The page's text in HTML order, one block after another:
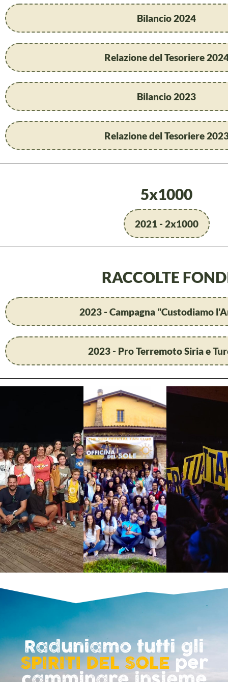
Bilancio 2024
Relazione del Tesoriere
Bilancio 2023
Relazione del Tesoriere
5x1000
2021 - 2x1000
RACCOLTE
2023 - Campagna "Custodiamo
2023 - Pro Terremoto Siria e
Raduniamo tutti gli
SPIRITI DEL SOLE per